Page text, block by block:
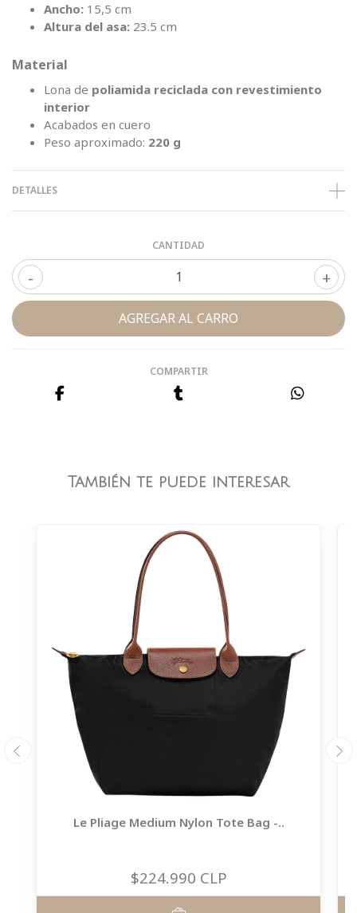
Ancho: 15,5 cm
Altura del asa: 23.5 cm
Material
Lona de poliamida reciclada con revestimiento
interior
Acabados en cuero
Peso aproximado: 220 g
DETALLES
CANTIDAD
+
-
COMPARTIR
También te puede interesar
Le Pliage Medium Nylon Tote Bag -..
$224.990 CLP